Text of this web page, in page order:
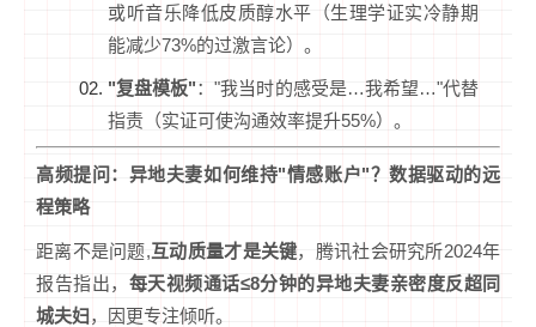
或听音乐降低皮质醇水平（生理学证实冷静期
能减少73%的过激言论）。
"复盘模板"："我当时的感受是…我希望…"代替
指责（实证可使沟通效率提升55%）。
高频提问：异地夫妻如何维持"情感账户"？数据驱动的远
程策略
距离不是问题,互动质量才是关键，腾讯社会研究所2024年
报告指出， 每天视频通话≤8分钟的异地夫妻亲密度反超同
城夫妇，因更专注倾听。